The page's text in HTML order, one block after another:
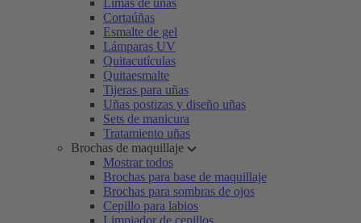
Limas de uñas
Cortaúñas
Esmalte de gel
Lámparas UV
Quitacutículas
Quitaesmalte
Tijeras para uñas
Uñas postizas y diseño uñas
Sets de manicura
Tratamiento uñas
Brochas de maquillaje
Mostrar todos
Brochas para base de maquillaje
Brochas para sombras de ojos
Cepillo para labios
Limpiador de cepillos